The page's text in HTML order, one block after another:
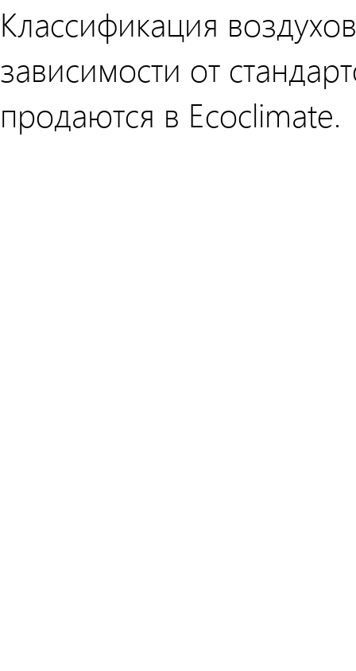
Классификация
зависимости от
продаются в Ecoclimate.